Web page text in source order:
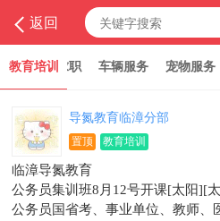
返回
教育培训
招聘求职 车辆服务 宠物服务
导氮教育临漳分部
置顶 教育培训
临漳导氮教育
公务员集训班8月12号开课[太阳][
公务员国省考、事业单位、教师、